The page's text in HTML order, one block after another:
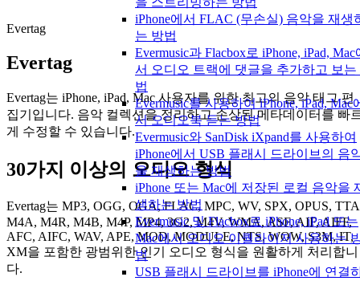
iPhone에서 FLAC (무손실) 음악을 재생
는 방법
Evermusic과 Flacbox로 iPhone, iPad, Mac
서 오디오 트랙에 댓글을 추가하고 보는
법
Evermusic를 사용하여 iPhone, iPad, Mac
서 오디오북 듣는 방법
Evermusic와 SanDisk iXpand를 사용하여
iPhone에서 USB 플래시 드라이브의 음
을 재생하는 방법
iPhone 또는 Mac에 저장된 로컬 음악을
생하는 방법
Evermusic 및 Flacbox로 iPhone, iPad 또는
Mac에서 오디오 이퀄라이저 사용하는
법
USB 플래시 드라이브를 iPhone에 연결
Evertag
Evertag
Evertag는 iPhone, iPad, Mac 사용자를 위한 최고의 음악 태그 편
집기입니다. 음악 컬렉션을 정리하고 손상된 메타데이터를 빠
게 수정할 수 있습니다.
30가지 이상의 오디오 형식
Evertag는 MP3, OGG, OGA, FLAC, MPC, WV, SPX, OPUS,
M4A, M4R, M4B, M4P, MP4, 3G2, M4V, WMA, ASF, AIF, AIFF,
AFC, AIFC, WAV, APE, MOD, MODULE, NTS, WOW, S3M, IT,
XM을 포함한 광범위한 인기 오디오 형식을 원활하게 처리합니
다.